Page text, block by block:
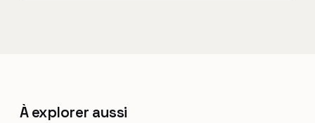
À explorer aussi